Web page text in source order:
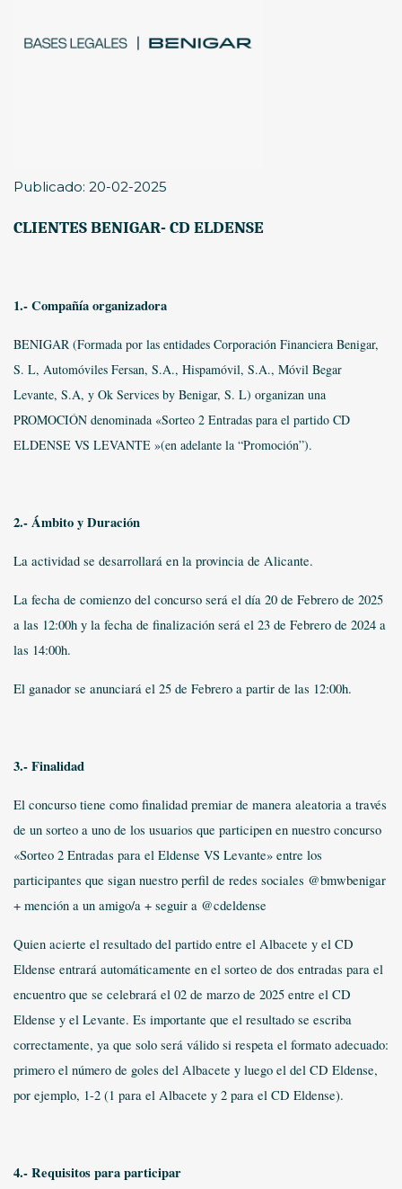
Publicado: 20-02-2025
CLIENTES BENIGAR- CD ELDENSE
1.- Compañía organizadora
BENIGAR (Formada por las entidades Corporación Financiera Benigar,
S. L, Automóviles Fersan, S.A., Hispamóvil, S.A., Móvil Begar
Levante, S.A, y Ok Services by Benigar, S. L) organizan una
PROMOCIÓN denominada «Sorteo 2 Entradas para el partido CD
ELDENSE VS LEVANTE »(en adelante la “Promoción”).
2.- Ámbito y Duración
La actividad se desarrollará en la provincia de Alicante.
La fecha de comienzo del concurso será el día 20 de Febrero de 2025
a las 12:00h y la fecha de finalización será el 23 de Febrero de 2024 a
las 14:00h.
El ganador se anunciará el 25 de Febrero a partir de las 12:00h.
3.- Finalidad
El concurso tiene como finalidad premiar de manera aleatoria a través
de un sorteo a uno de los usuarios que participen en nuestro concurso
«Sorteo 2 Entradas para el Eldense VS Levante» entre los
participantes que sigan nuestro perfil de redes sociales @bmwbenigar
+ mención a un amigo/a + seguir a @cdeldense
Quien acierte el resultado del partido entre el Albacete y el CD
Eldense entrará automáticamente en el sorteo de dos entradas para el
encuentro que se celebrará el 02 de marzo de 2025 entre el CD
Eldense y el Levante. Es importante que el resultado se escriba
correctamente, ya que solo será válido si respeta el formato adecuado:
primero el número de goles del Albacete y luego el del CD Eldense,
por ejemplo, 1-2 (1 para el Albacete y 2 para el CD Eldense).
4.- Requisitos para participar